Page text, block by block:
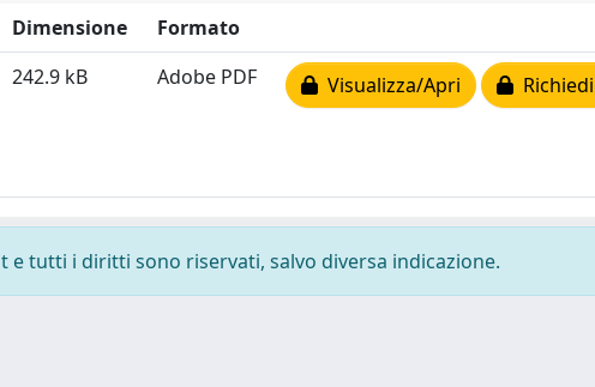
Dimensione
Formato
242.9 kB Adobe PDF Visualizza/Apri
tutti i diritti sono riservati, salvo diversa indicazione.